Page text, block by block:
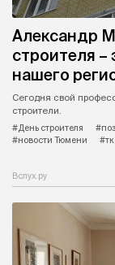
Александр
строителя –
нашего
Сегодня свой
строители.
#День строителя
#новости Тюмени
#тк
Вслух.ру